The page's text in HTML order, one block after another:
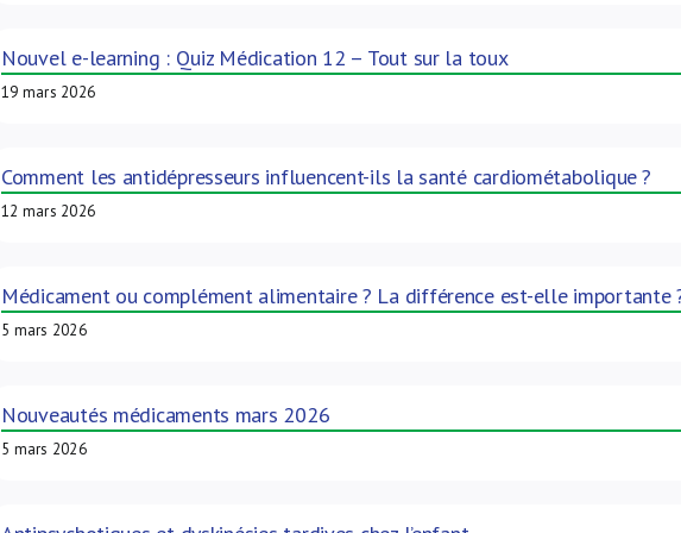
Nouvel e-learning : Quiz Médication 12 – Tout sur la toux
19 mars 2026
Comment les antidépresseurs influencent-ils la santé cardiométabolique ?
12 mars 2026
Médicament ou complément alimentaire ? La différence est-elle importante
5 mars 2026
Nouveautés médicaments mars 2026
5 mars 2026